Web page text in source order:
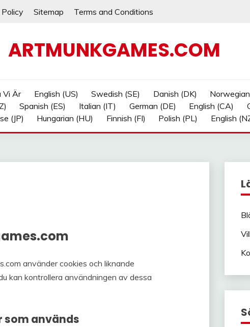
Sitemap Terms and Conditions
ARTMUNKGAMES.COM
Vi Är English (US) Swedish (SE) Danish (DK)
Spanish (ES) Italian (IT) German (DE) English (CA)
(JP)
Hungarian (HU) Finnish (FI) Polish (PL) English
använder cookies och liknande
kan kontrollera användningen av dessa
som används